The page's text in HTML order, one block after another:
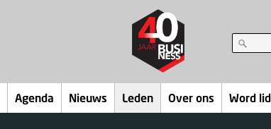
Agenda Nieuws Leden Over ons Word lid